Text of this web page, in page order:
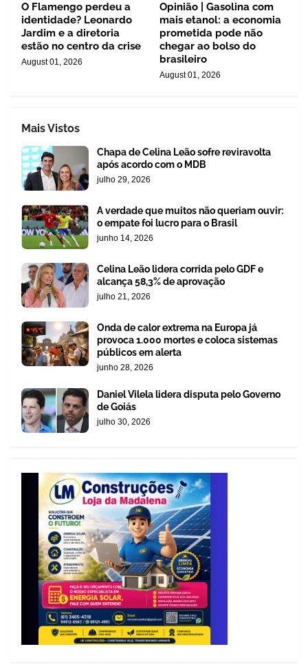
O Flamengo perdeu a
identidade? Leonardo
Jardim e a diretoria
estão no centro da crise
August 01, 2026
Opinião | Gasolina com
mais etanol: a economia
prometida pode não
chegar ao bolso do
brasileiro
August 01, 2026
Mais Vistos
Chapa de Celina Leão sofre reviravolta
após acordo com o MDB
julho 29, 2026
A verdade que muitos não queriam ouvir:
o empate foi lucro para o Brasil
junho 14, 2026
Celina Leão lidera corrida pelo GDF e
alcança 58,3% de aprovação
julho 21, 2026
Onda de calor extrema na Europa já
provoca 1.000 mortes e coloca sistemas
públicos em alerta
junho 28, 2026
Daniel Vilela lidera disputa pelo Governo
de Goiás
julho 30, 2026